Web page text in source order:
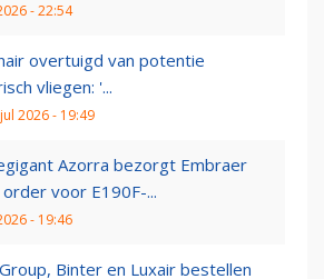
- 22:54
overtuigd van potentie
vliegen: '...
2026 - 19:49
Azorra bezorgt Embraer
voor E190F-...
- 19:46
Binter en Luxair bestellen